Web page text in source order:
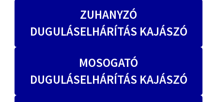
ZUHANYZÓ
DUGULÁSELHÁRÍTÁS KAJÁSZÓ
MOSOGATÓ
DUGULÁSELHÁRÍTÁS KAJÁSZÓ